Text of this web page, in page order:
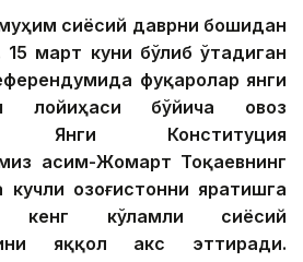
муҳим сиёсий даврни бошидан
15 март куни бўлиб ўтадиган
фуқаролар янги
лойиҳаси бўйича овоз
Янги Конституция
Қасим-Жомарт Тоқаевнинг
Қозоғистонни яратишга
кенг кўламли сиёсий
яққол акс эттиради.